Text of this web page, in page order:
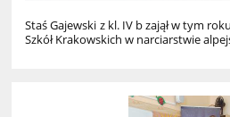
Staś Gajewski z kl. IV b zajął w tym
Szkół Krakowskich w narciarstwie